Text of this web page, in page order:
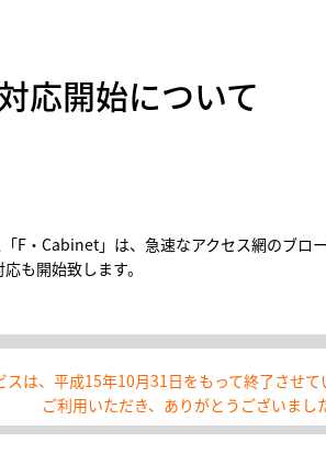
応開始について
F・Cabinet」は、急速なアクセス網のブ
も開始致します。
スは、平成15年10月31日をもって終了させて
ご利用いただき、ありがとうございまし